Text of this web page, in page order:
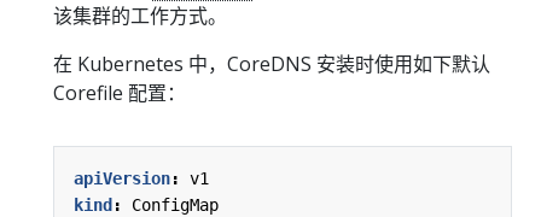
该集群的工作方式。
在 Kubernetes 中，CoreDNS 安装时使用如下默认
Corefile 配置：
apiVersion:
v1
kind :
ConfigMap